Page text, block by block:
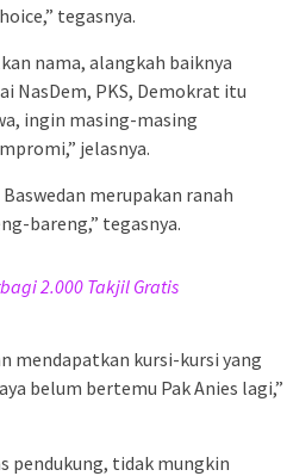
tegasnya.
nama, alangkah baiknya
NasDem, PKS, Demokrat itu
ingin masing-masing
jelasnya.
merupakan ranah
bareng,” tegasnya.
2.000 Takjil Gratis
mendapatkan kursi-kursi yang
belum bertemu Pak Anies lagi,”
pendukung, tidak mungkin